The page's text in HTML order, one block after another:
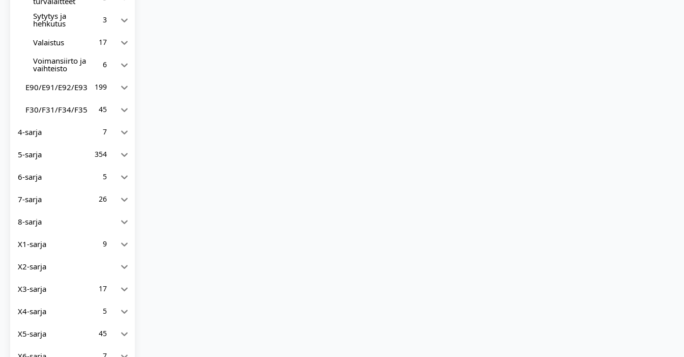
Sytytys ja
hehkutus 3
Valaistus 17
Voimansiirto ja
vaihteisto 6
E90/E91/E92/E93 199
F30/F31/F34/F35 45
4-sarja 7
5-sarja 354
6-sarja 5
7-sarja 26
8-sarja
X1-sarja 9
X2-sarja
X3-sarja 17
X4-sarja 5
X5-sarja 45